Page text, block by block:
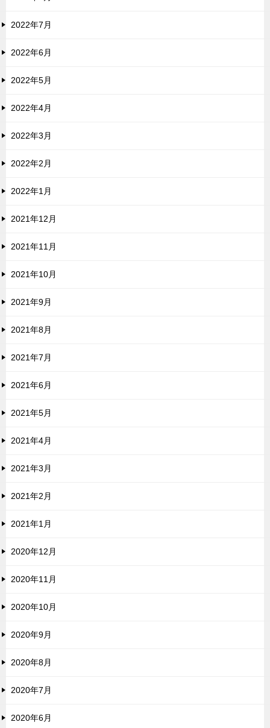
2022年7月
2022年6月
2022年5月
2022年4月
2022年3月
2022年2月
2022年1月
2021年12月
2021年11月
2021年10月
2021年9月
2021年8月
2021年7月
2021年6月
2021年5月
2021年4月
2021年3月
2021年2月
2021年1月
2020年12月
2020年11月
2020年10月
2020年9月
2020年8月
2020年7月
2020年6月